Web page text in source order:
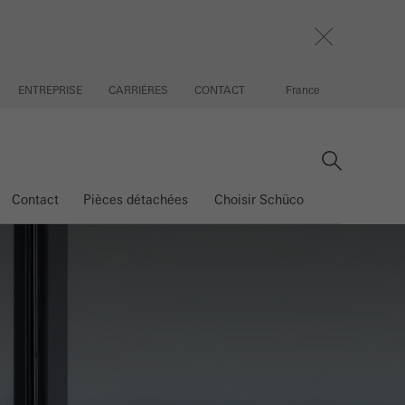
ENTREPRISE CARRIÈRES CONTACT France
Contact Pièces détachées Choisir Schüco